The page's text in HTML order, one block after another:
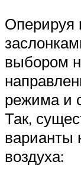
Оперируя
выбором
режима и
Так,
варианты
воздуха: